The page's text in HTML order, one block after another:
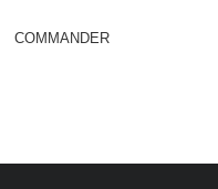
COMMANDER